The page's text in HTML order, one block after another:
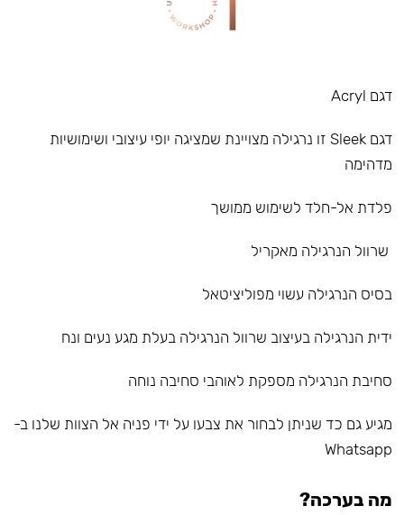
דגם Acryl
דגם Sleek זו נרגילה מצויינת שמציגה יופי עיצובי ושימושיות
מדהימה
פלדת אל-חלד לשימוש ממושך
שרוול הנרגילה מאקריל
בסיס הנרגילה עשוי מפוליציטאל
ידית הנרגילה בעיצוב שרוול הנרגילה בעלת מגע נעים ונח
סחיבת הנרגילה מספקת לאוהבי סחיבה נוחה
מגיע גם כד שניתן לבחור את צבעו על ידי פניה אל הצוות שלנו ב-
Whatsapp
מה בערכה?